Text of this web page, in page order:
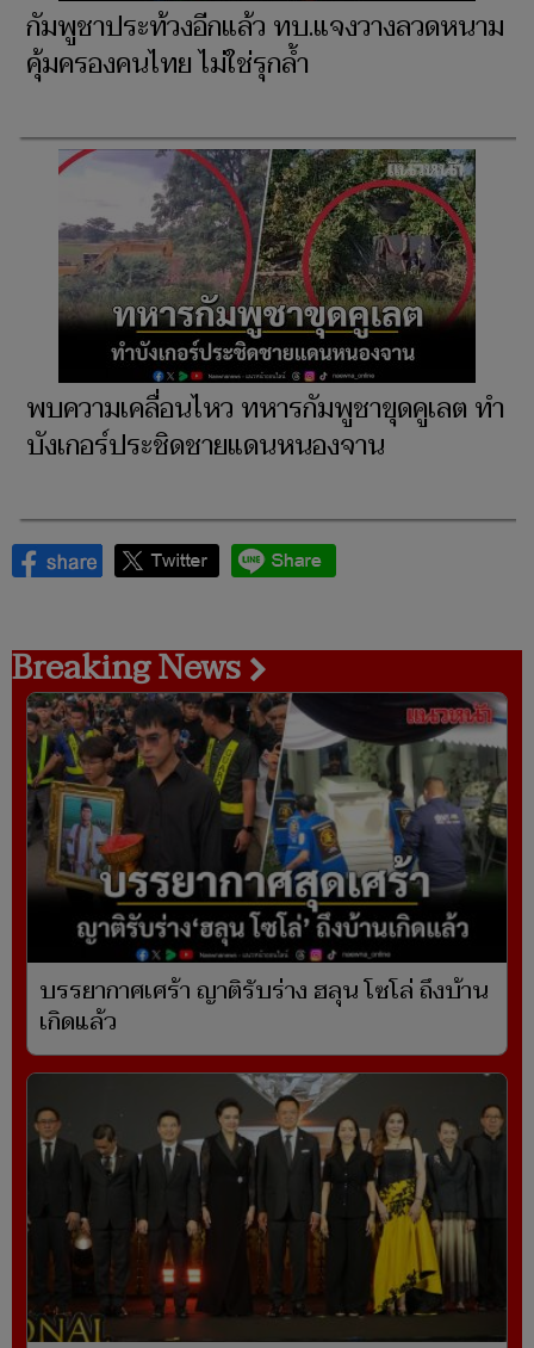
กัมพูชาประท้วงอีกแล้ว ทบ.แจงวางลวดหนาม
คุ้มครองคนไทย ไม่ใช่รุกล้ำ
พบความเคลื่อนไหว ทหารกัมพูชาขุดคูเลต ทำ
บังเกอร์ประชิดชายแดนหนองจาน
Breaking News
บรรยากาศเศร้า ญาติรับร่าง ฮลุน โซโล่ ถึงบ้าน
เกิดแล้ว